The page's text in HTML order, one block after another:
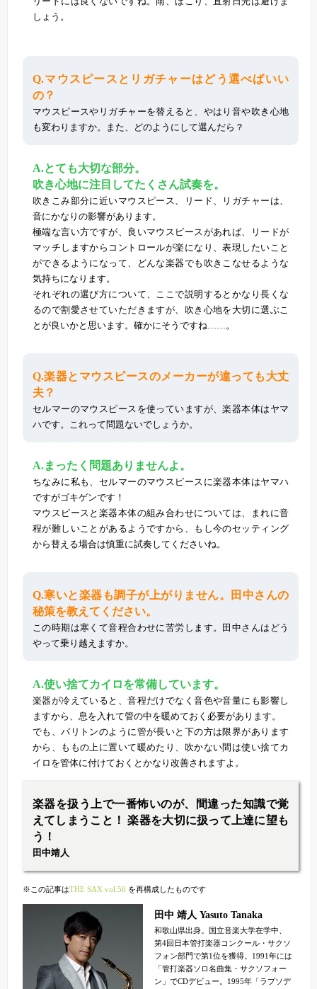
しょう。
Q.マウスピースとリガチャーはどう選べばいい
の？
マウスピースやリガチャーを替えると、やはり音や吹き心地
も変わりますか。また、どのようにして選んだら？
A.とても大切な部分。
吹き心地に注目してたくさん試奏を。
吹きこみ部分に近いマウスピース、リード、リガチャーは、
音にかなりの影響があります。
極端な言い方ですが、良いマウスピースがあれば、リードが
マッチしますからコントロールが楽になり、表現したいこと
ができるようになって、どんな楽器でも吹きこなせるような
気持ちになります。
それぞれの選び方について、ここで説明するとかなり長くな
るので割愛させていただきますが、吹き心地を大切に選ぶこ
とが良いかと思います。確かにそうですね……。
Q.楽器とマウスピースのメーカーが違っても大丈
夫？
セルマーのマウスピースを使っていますが、楽器本体はヤマ
ハです。これって問題ないでしょうか。
A.まったく問題ありませんよ。
ちなみに私も、セルマーのマウスピースに楽器本体はヤマハ
ですがゴキゲンです！
マウスピースと楽器本体の組み合わせについては、まれに音
程が難しいことがあるようですから、もし今のセッティング
から替える場合は慎重に試奏してくださいね。
Q.寒いと楽器も調子が上がりません。田中さんの
秘策を教えてください。
この時期は寒くて音程合わせに苦労します。田中さんはどう
やって乗り越えますか。
A.使い捨てカイロを常備しています。
楽器が冷えていると、音程だけでなく音色や音量にも影響し
ますから、息を入れて管の中を暖めておく必要があります。
でも、バリトンのように管が長いと下の方は限界があります
から、ももの上に置いて暖めたり、吹かない間は使い捨てカ
イロを管体に付けておくとかなり改善されますよ。
楽器を扱う上で一番怖いのが、間違った知識で覚
えてしまうこと！ 楽器を大切に扱って上達に望も
う！
田中靖人
※この記事はTHE SAX vol.56を再構成したものです
田中 靖人 Yasuto Tanaka
和歌山県出身。国立音楽大学在学中、
第4回日本管打楽器コンクール・サクソ
フォン部門で第1位を獲得。1991年には
「管打楽器ソロ名曲集・サクソフォー
ン」でCDデビュー。1995年「ラプソデ